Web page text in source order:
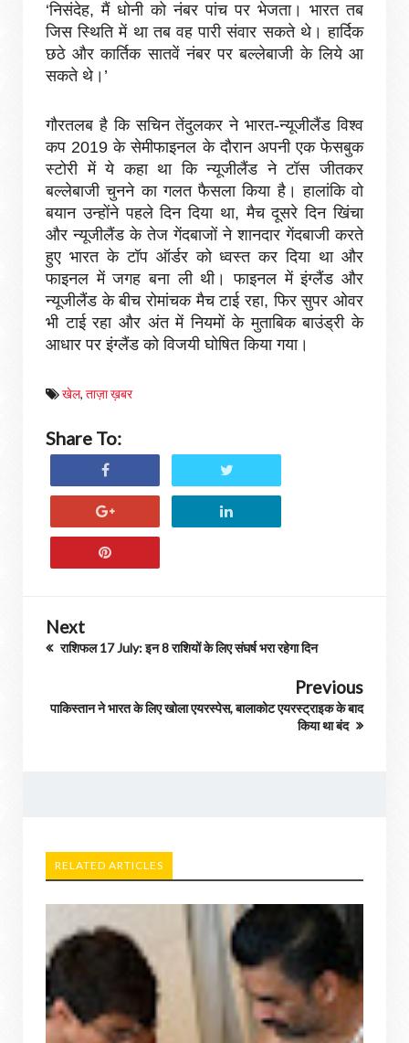
‘निसंदेह, मैं धोनी को नंबर पांच पर भेजता। भारत तब
जिस स्थिति में था तब वह पारी संवार सकते थे। हार्दिक
छठे और कार्तिक सातवें नंबर पर बल्लेबाजी के लिये आ
सकते थे।’
गौरतलब है कि सचिन तेंदुलकर ने भारत-न्यूजीलैंड विश्व
कप 2019 के सेमीफाइनल के दौरान अपनी एक फेसबुक
स्टोरी में ये कहा था कि न्यूजीलैंड ने टॉस जीतकर
बल्लेबाजी चुनने का गलत फैसला किया है। हालांकि वो
बयान उन्होंने पहले दिन दिया था, मैच दूसरे दिन खिंचा
और न्यूजीलैंड के तेज गेंदबाजों ने शानदार गेंदबाजी करते
हुए भारत के टॉप ऑर्डर को ध्वस्त कर दिया था और
फाइनल में जगह बना ली थी। फाइनल में इंग्लैंड और
न्यूजीलैंड के बीच रोमांचक मैच टाई रहा, फिर सुपर ओवर
भी टाई रहा और अंत में नियमों के मुताबिक बाउंड्री के
आधार पर इंग्लैंड को विजयी घोषित किया गया।
खेल, ताज़ा ख़बर
Share To:
Next
राशिफल 17 July: इन 8 राशियों के लिए संघर्ष भरा रहेगा दिन
Previous
पाकिस्तान ने भारत के लिए खोला एयरस्पेस, बालाकोट एयरस्ट्राइक के बाद
किया था बंद
RELATED ARTICLES